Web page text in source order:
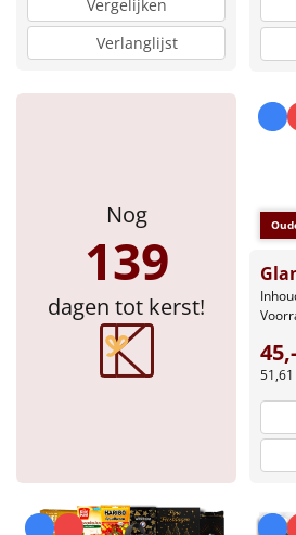
Vergelijken
Verlanglijst
Nog
139
dagen tot kerst!
45,-
51,61